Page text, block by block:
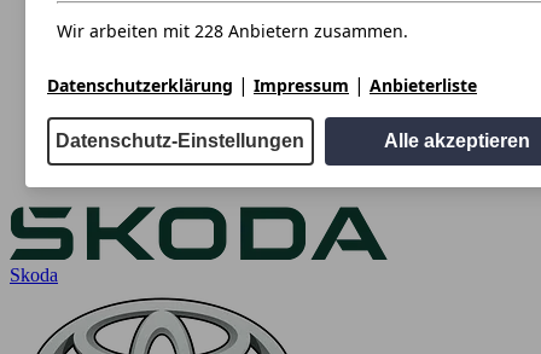
Skoda
Wir arbeiten mit 228 Anbietern zusammen.
Datenschutzerklärung | Impressum | Anbieterliste
Datenschutz-Einstellungen Alle akzeptieren